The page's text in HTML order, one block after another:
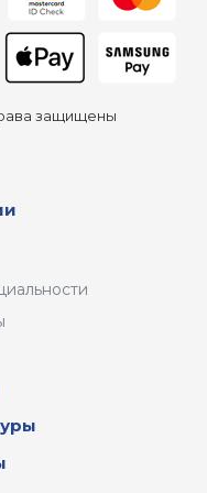
защищены